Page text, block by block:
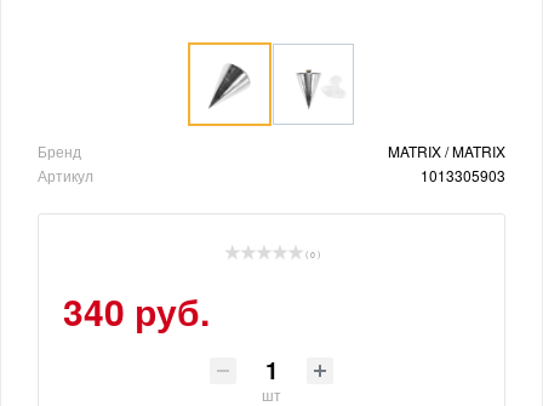
Бренд
MATRIX / MATRIX
Артикул
1013305903
( 0 )
340 руб.
шт